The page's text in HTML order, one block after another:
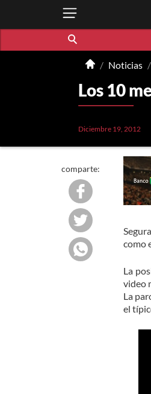
Noticias
Los 10
Diciembre 19, 2012
comparte:
como
La
video
La
el